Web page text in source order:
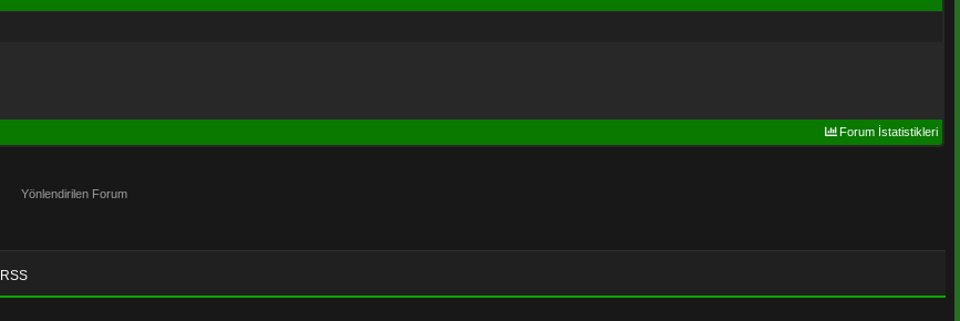
Forum İstatistikleri
Yönlendirilen Forum
RSS